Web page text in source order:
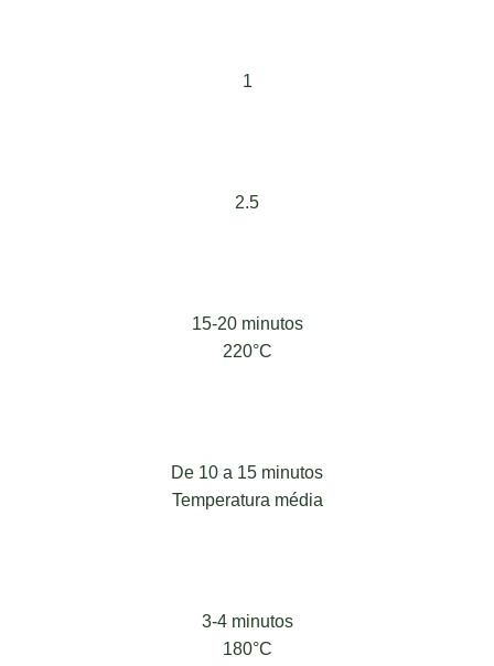
1
2.5
15-20 minutos
220°C
De 10 a 15 minutos
Temperatura média
3-4 minutos
180°C